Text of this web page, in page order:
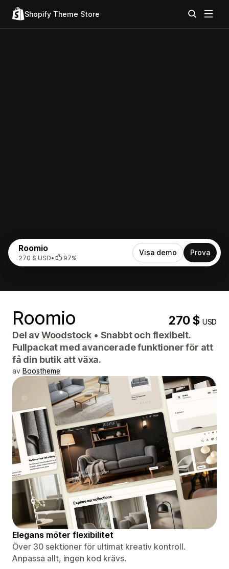
Shopify Theme Store
Roomio
270 $ USD• 97%
Visa demo Prova
Roomio 270 $USD
Del avWoodstock • Snabbt och flexibelt.
Fullpackat med avancerade funktioner för att
få din butik att växa.
av Boostheme
Elegans möter flexibilitet
Över 30 sektioner för ultimat kreativ kontroll.
Anpassa allt, ingen kod krävs.